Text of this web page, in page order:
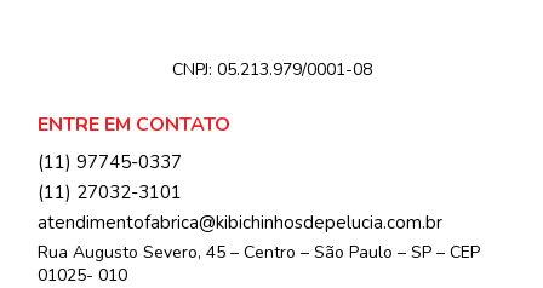
CNPJ: 05.213.979/0001-08
ENTRE EM CONTATO
(11) 97745-0337
(11) 27032-3101
atendimentofabrica@kibichinhosdepelucia.com.br
Rua Augusto Severo, 45 – Centro – São Paulo – SP – CEP
01025- 010